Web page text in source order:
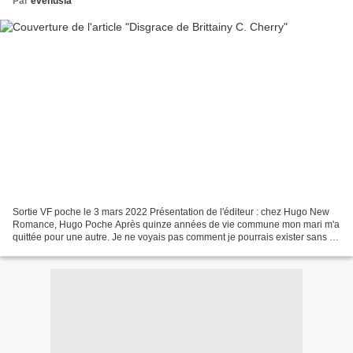
Sortie VF poche le 3 mars 2022 Présentation de l'éditeur : chez Hugo New
Romance, Hugo Poche Après quinze années de vie commune mon mari m'a
quittée pour une autre. Je ne voyais pas comment je pourrais exister sans lui